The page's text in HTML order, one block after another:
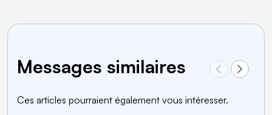
Messages similaires
Ces articles pourraient également vous intéresser.